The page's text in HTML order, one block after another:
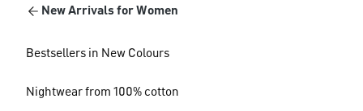
New Arrivals for Women
Bestsellers in New Colours
Nightwear from 100% cotton